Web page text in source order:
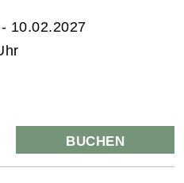
10.02.2027
BUCHEN